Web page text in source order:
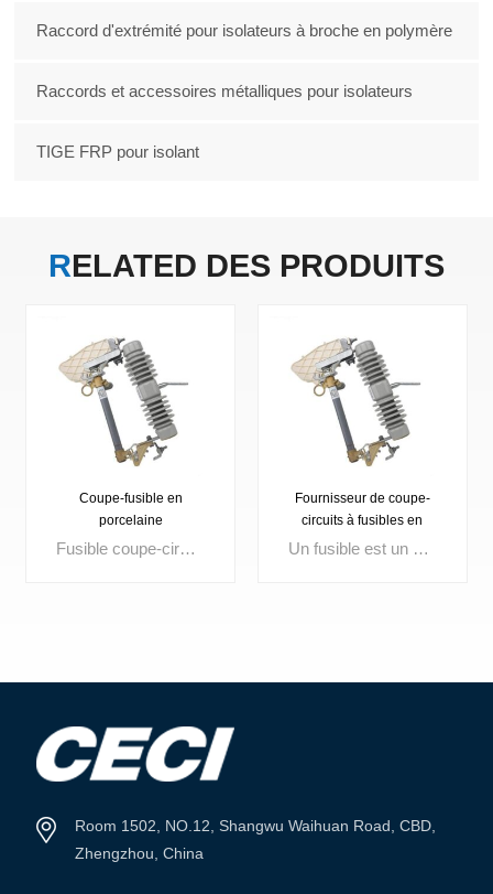
Raccord d'extrémité pour isolateurs à broche en polymère
Raccords et accessoires métalliques pour isolateurs
TIGE FRP pour isolant
RELATED DES PRODUITS
Coupe-fusible en
porcelaine
Fusible coupe-circuit extérieur. Tension nominale : 3 kV, 10 kV, 15 kV, 24 kV, 27 kV, 33 kV, 36 kV. Intensité maximale : 100 A, 200 A.
VOIR PLUS
Fournisseur de coupe-
circuits à fusibles en
silicone CECI 11 kV :Un fusible est un dispositif compact de protection contre les surintensités qui fait fondre son élément interne lorsque le courant dépasse une limite définie, interrompant instantanément le circuit. Largement utilisés dans la distribution d’énergie, les appareillages de commutation, les transformateurs et les tableaux de commande, les fusibles de haute qualité assurent une isolation rapide des défauts, renforcent la sécurité des circuits et la fiabilité du système.
Room 1502, NO.12, Shangwu Waihuan Road, CBD,
Zhengzhou, China